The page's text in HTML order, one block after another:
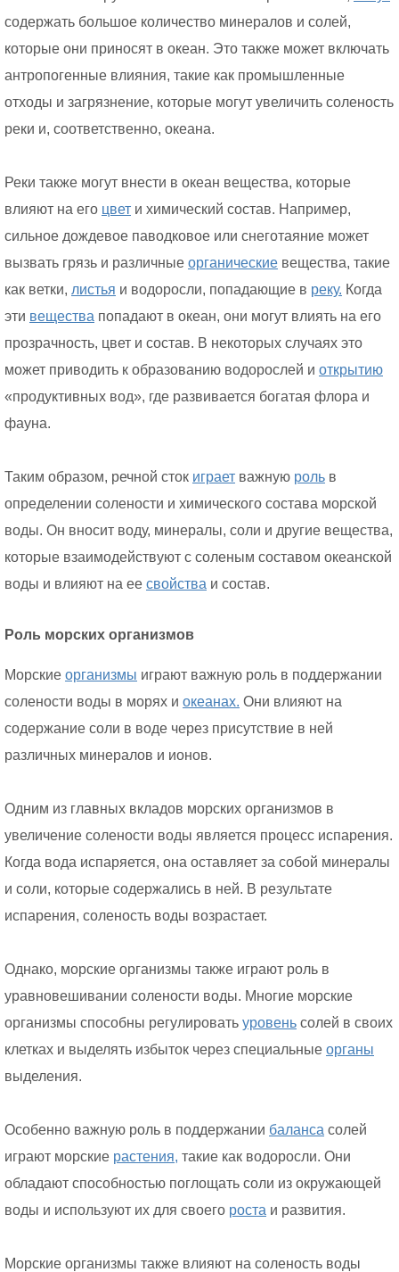
содержать большое количество минералов и солей,
которые они приносят в океан. Это также может включать
антропогенные влияния, такие как промышленные
отходы и загрязнение, которые могут увеличить соленость
реки и, соответственно, океана.
Реки также могут внести в океан вещества, которые
влияют на его цвет и химический состав. Например,
сильное дождевое паводковое или снеготаяние может
вызвать грязь и различные органические вещества, такие
как ветки, листья и водоросли, попадающие в реку. Когда
эти вещества попадают в океан, они могут влиять на его
прозрачность, цвет и состав. В некоторых случаях это
может приводить к образованию водорослей и открытию
«продуктивных вод», где развивается богатая флора и
фауна.
Таким образом, речной сток играет важную роль в
определении солености и химического состава морской
воды. Он вносит воду, минералы, соли и другие вещества,
которые взаимодействуют с соленым составом океанской
воды и влияют на ее свойства и состав.
Роль морских организмов
Морские организмы играют важную роль в поддержании
солености воды в морях и океанах. Они влияют на
содержание соли в воде через присутствие в ней
различных минералов и ионов.
Одним из главных вкладов морских организмов в
увеличение солености воды является процесс испарения.
Когда вода испаряется, она оставляет за собой минералы
и соли, которые содержались в ней. В результате
испарения, соленость воды возрастает.
Однако, морские организмы также играют роль в
уравновешивании солености воды. Многие морские
организмы способны регулировать уровень солей в своих
клетках и выделять избыток через специальные органы
выделения.
Особенно важную роль в поддержании баланса солей
играют морские растения, такие как водоросли. Они
обладают способностью поглощать соли из окружающей
воды и используют их для своего роста и развития.
Морские организмы также влияют на соленость воды